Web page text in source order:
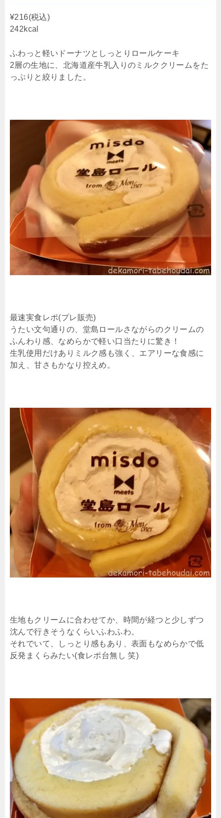
¥216(税込)
242kcal
ふわっと軽いドーナツとしっとりロールケーキ
2層の生地に、北海道産牛乳入りのミルククリームをた
っぷりと絞りました。
最速実食レポ(プレ販売)
うたい文句通りの、堂島ロールさながらのクリームの
ふんわり感、なめらかで軽い口当たりに驚き！
生乳使用だけありミルク感も強く、エアリーな食感に
加え、甘さもかなり控えめ。
生地もクリームに合わせてか、時間が経つと少しずつ
沈んで行きそうなくらいふわふわ。
それでいて、しっとり感もあり、表面もなめらかで低
反発まくらみたい(食レポ台無し 笑)